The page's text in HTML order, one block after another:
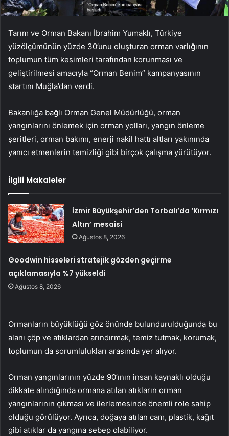
Tarım ve Orman Bakanı İbrahim Yumaklı, Türkiye
yüzölçümünün yüzde 30’unu oluşturan orman varlığının
toplumun tüm kesimleri tarafından korunması ve
geliştirilmesi amacıyla “Orman Benim” kampanyasının
startını Muğla’dan verdi.
Bakanlığa bağlı Orman Genel Müdürlüğü, orman
yangınlarını önlemek için orman yolları, yangın önleme
şeritleri, orman bakımı, enerji nakil hattı altları yakınında
yanıcı etmenlerin temizliği gibi birçok çalışma yürütüyor.
İlgili Makaleler
İzmir Büyükşehir’den Torbalı’da ‘Kırmızı
Altın’ mesaisi
Ağustos 8, 2026
Goodwin hisseleri stratejik gözden geçirme
açıklamasıyla %7 yükseldi
Ağustos 8, 2026
Ormanların büyüklüğü göz önünde bulundurulduğunda bu
alanı çöp ve atıklardan arındırmak, temiz tutmak, korumak,
toplumun da sorumlulukları arasında yer alıyor.
Orman yangınlarının yüzde 90’ının insan kaynaklı olduğu
dikkate alındığında ormana atılan atıkların orman
yangınlarının çıkması ve ilerlemesinde önemli role sahip
olduğu görülüyor. Ayrıca, doğaya atılan cam, plastik, kağıt
gibi atıklar da yangına sebep olabiliyor.